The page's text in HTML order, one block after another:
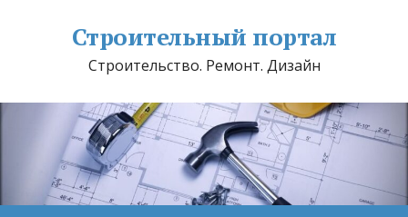
Строительный портал
Строительство. Ремонт. Дизайн